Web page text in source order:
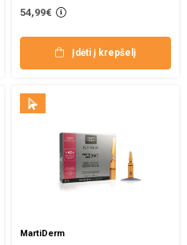
54,99€
Įdėti į krepšelį
MartiDerm